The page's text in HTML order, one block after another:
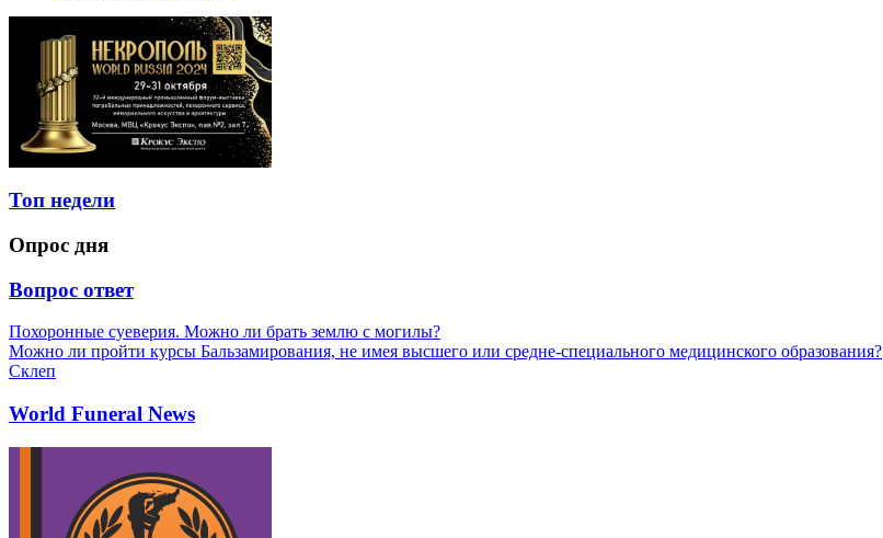
Топ недели
Опрос дня
Вопрос ответ
Похоронные суеверия. Можно ли брать землю с могилы?
Можно ли пройти курсы Бальзамирования, не имея высшего или средне-специального медицинского образования?
Склеп
World Funeral News